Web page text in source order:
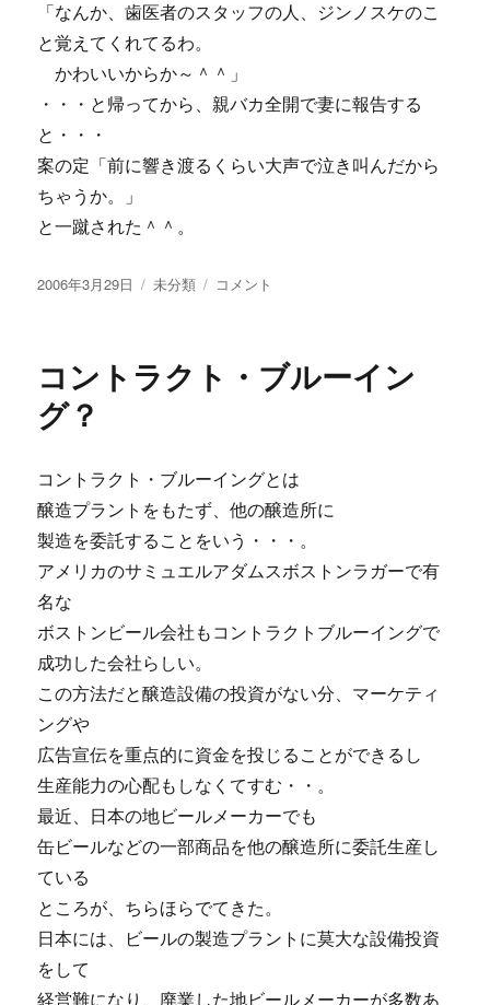
「なんか、歯医者のスタッフの人、ジンノスケのこ
と覚えてくれてるわ。
かわいいからか～＾＾」
・・・と帰ってから、親バカ全開で妻に報告する
と・・・
案の定「前に響き渡るくらい大声で泣き叫んだから
ちゃうか。」
と一蹴された＾＾。
投
2006年3月29日
カ
ー
未分類
初
歯
添
い
＾
に
コメント
コントラクト・ブルーイン
グ？
コントラクト・ブルーイングとは
醸造プラントをもたず、他の醸造所に
製造を委託することをいう・・・。
アメリカのサミュエルアダムスボストンラガーで有
名な
ボストンビール会社もコントラクトブルーイングで
成功した会社らしい。
この方法だと醸造設備の投資がない分、マーケティ
ングや
広告宣伝を重点的に資金を投じることができるし
生産能力の心配もしなくてすむ・・。
最近、日本の地ビールメーカーでも
缶ビールなどの一部商品を他の醸造所に委託生産し
ている
ところが、ちらほらでてきた。
日本には、ビールの製造プラントに莫大な設備投資
をして
経営難になり、廃業した地ビールメーカーが多数あ